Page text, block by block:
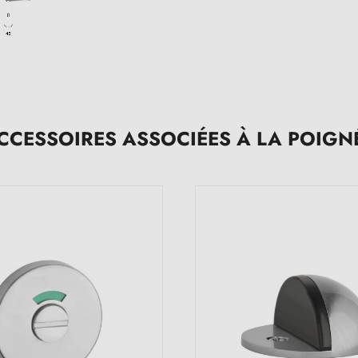
ASSOCIÉES À LA